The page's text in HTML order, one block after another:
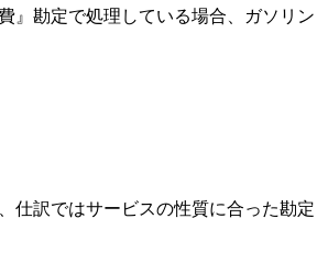
』勘定で処理している場合、ガソリン
仕訳ではサービスの性質に合った勘定